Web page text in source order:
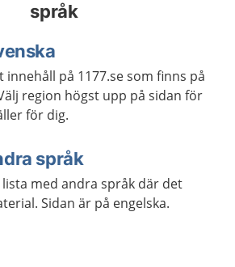
språk
innehåll på 1177.se som finns på
region högst upp på sidan för
för dig.
språk
med andra språk där det
Sidan är på engelska.